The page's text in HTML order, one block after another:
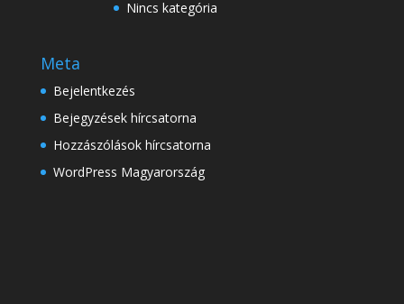
Nincs kategória
Meta
Bejelentkezés
Bejegyzések hírcsatorna
Hozzászólások hírcsatorna
WordPress Magyarország